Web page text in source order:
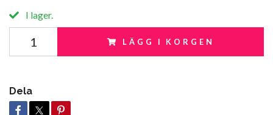
I lager.
LÄGG I KORGEN
Dela